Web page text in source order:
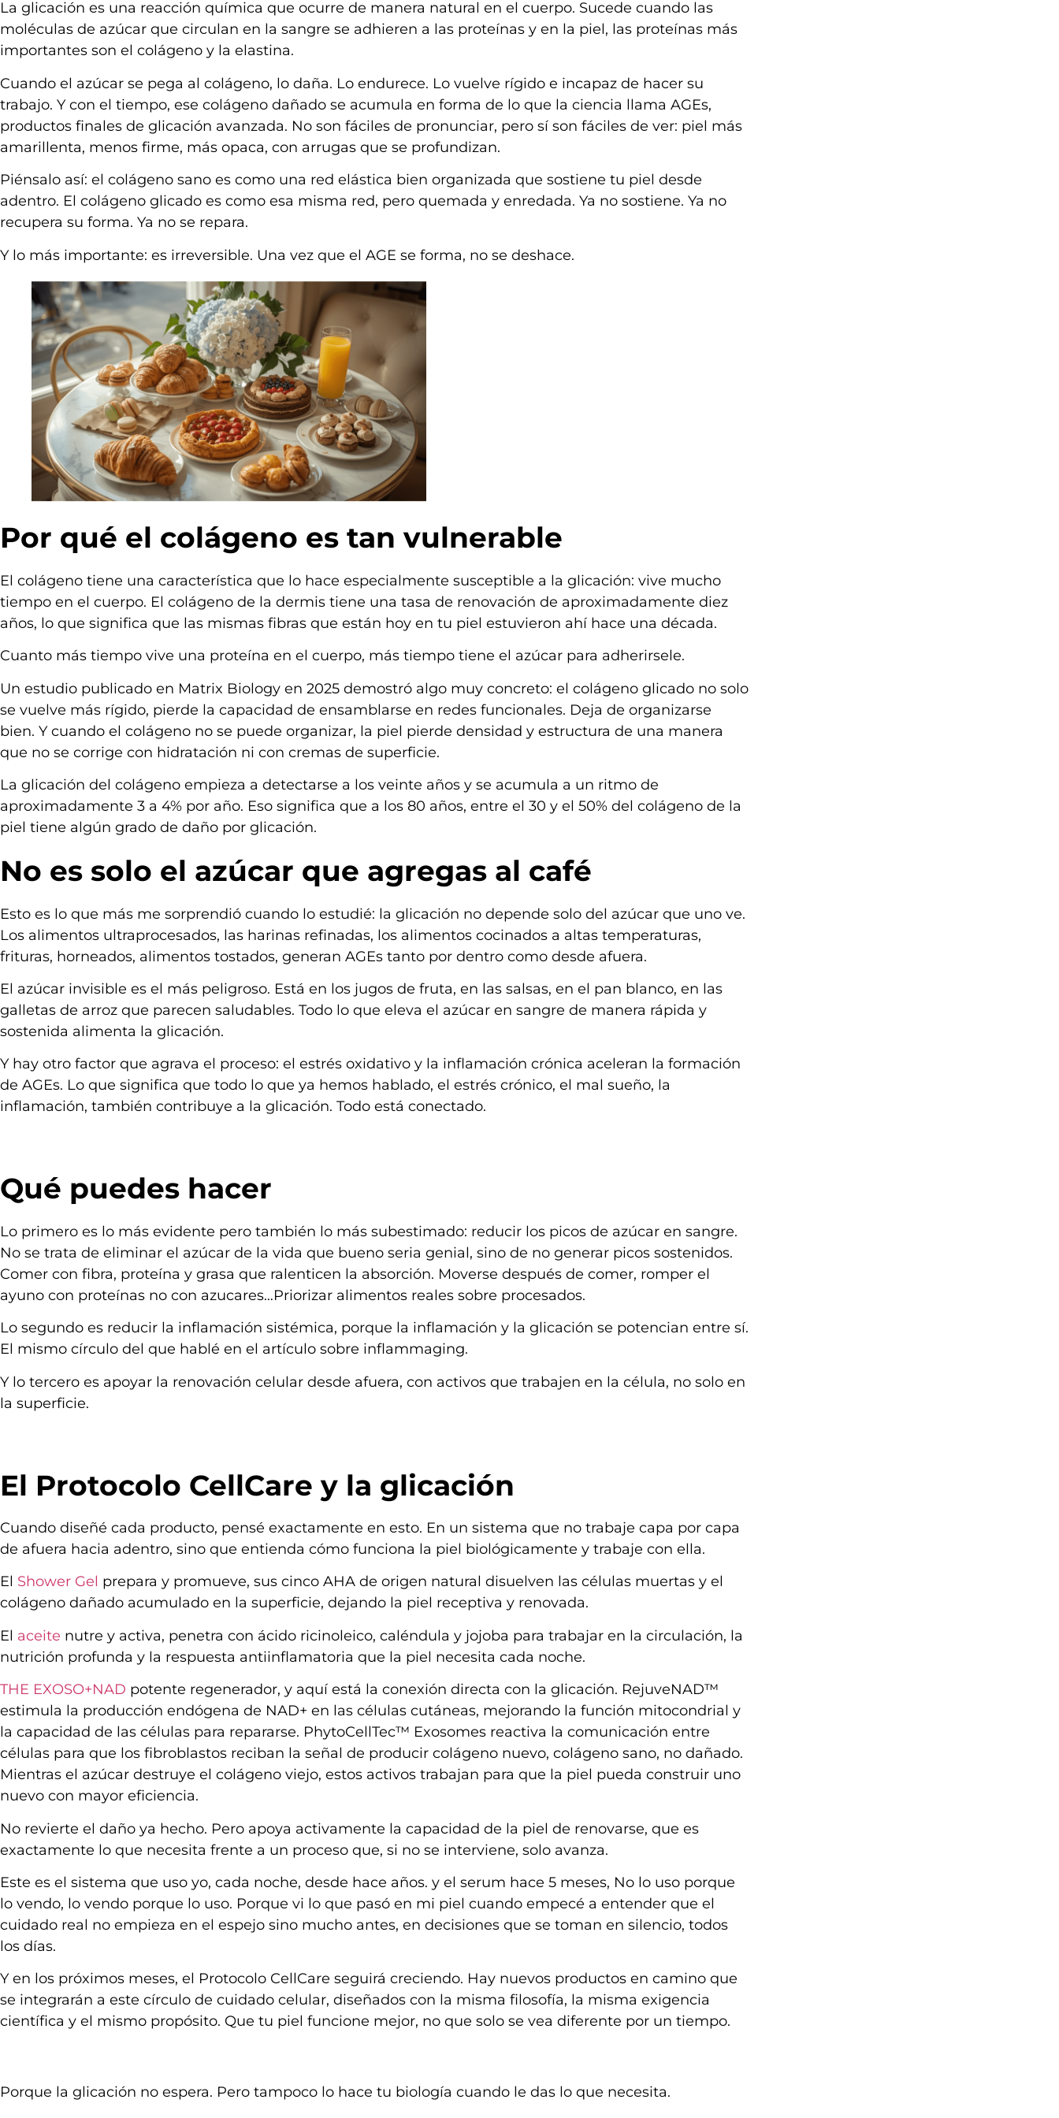
La glicación es una reacción química que ocurre de manera natural en el cuerpo. Sucede cuando las
moléculas de azúcar que circulan en la sangre se adhieren a las proteínas y en la piel, las proteínas más
importantes son el colágeno y la elastina.
Cuando el azúcar se pega al colágeno, lo daña. Lo endurece. Lo vuelve rígido e incapaz de hacer su
trabajo. Y con el tiempo, ese colágeno dañado se acumula en forma de lo que la ciencia llama AGEs,
productos finales de glicación avanzada. No son fáciles de pronunciar, pero sí son fáciles de ver: piel más
amarillenta, menos firme, más opaca, con arrugas que se profundizan.
Piénsalo así: el colágeno sano es como una red elástica bien organizada que sostiene tu piel desde
adentro. El colágeno glicado es como esa misma red, pero quemada y enredada. Ya no sostiene. Ya no
recupera su forma. Ya no se repara.
Y lo más importante: es irreversible. Una vez que el AGE se forma, no se deshace.
Por qué el colágeno es tan vulnerable
El colágeno tiene una característica que lo hace especialmente susceptible a la glicación: vive mucho
tiempo en el cuerpo. El colágeno de la dermis tiene una tasa de renovación de aproximadamente diez
años, lo que significa que las mismas fibras que están hoy en tu piel estuvieron ahí hace una década.
Cuanto más tiempo vive una proteína en el cuerpo, más tiempo tiene el azúcar para adherirsele.
Un estudio publicado en Matrix Biology en 2025 demostró algo muy concreto: el colágeno glicado no solo
se vuelve más rígido, pierde la capacidad de ensamblarse en redes funcionales. Deja de organizarse
bien. Y cuando el colágeno no se puede organizar, la piel pierde densidad y estructura de una manera
que no se corrige con hidratación ni con cremas de superficie.
La glicación del colágeno empieza a detectarse a los veinte años y se acumula a un ritmo de
aproximadamente 3 a 4% por año. Eso significa que a los 80 años, entre el 30 y el 50% del colágeno de la
piel tiene algún grado de daño por glicación.
No es solo el azúcar que agregas al café
Esto es lo que más me sorprendió cuando lo estudié: la glicación no depende solo del azúcar que uno ve.
Los alimentos ultraprocesados, las harinas refinadas, los alimentos cocinados a altas temperaturas,
frituras, horneados, alimentos tostados, generan AGEs tanto por dentro como desde afuera.
El azúcar invisible es el más peligroso. Está en los jugos de fruta, en las salsas, en el pan blanco, en las
galletas de arroz que parecen saludables. Todo lo que eleva el azúcar en sangre de manera rápida y
sostenida alimenta la glicación.
Y hay otro factor que agrava el proceso: el estrés oxidativo y la inflamación crónica aceleran la formación
de AGEs. Lo que significa que todo lo que ya hemos hablado, el estrés crónico, el mal sueño, la
inflamación, también contribuye a la glicación. Todo está conectado.
Qué puedes hacer
Lo primero es lo más evidente pero también lo más subestimado: reducir los picos de azúcar en sangre.
No se trata de eliminar el azúcar de la vida que bueno seria genial, sino de no generar picos sostenidos.
Comer con fibra, proteína y grasa que ralenticen la absorción. Moverse después de comer, romper el
ayuno con proteínas no con azucares…Priorizar alimentos reales sobre procesados.
Lo segundo es reducir la inflamación sistémica, porque la inflamación y la glicación se potencian entre sí.
El mismo círculo del que hablé en el artículo sobre inflammaging.
Y lo tercero es apoyar la renovación celular desde afuera, con activos que trabajen en la célula, no solo en
la superficie.
El Protocolo CellCare y la glicación
Cuando diseñé cada producto, pensé exactamente en esto. En un sistema que no trabaje capa por capa
de afuera hacia adentro, sino que entienda cómo funciona la piel biológicamente y trabaje con ella.
El Shower Gel prepara y promueve, sus cinco AHA de origen natural disuelven las células muertas y el
colágeno dañado acumulado en la superficie, dejando la piel receptiva y renovada.
El aceite nutre y activa, penetra con ácido ricinoleico, caléndula y jojoba para trabajar en la circulación, la
nutrición profunda y la respuesta antiinflamatoria que la piel necesita cada noche.
THE EXOSO+NAD potente regenerador, y aquí está la conexión directa con la glicación. RejuveNAD™
estimula la producción endógena de NAD+ en las células cutáneas, mejorando la función mitocondrial y
la capacidad de las células para repararse. PhytoCellTec™ Exosomes reactiva la comunicación entre
células para que los fibroblastos reciban la señal de producir colágeno nuevo, colágeno sano, no dañado.
Mientras el azúcar destruye el colágeno viejo, estos activos trabajan para que la piel pueda construir uno
nuevo con mayor eficiencia.
No revierte el daño ya hecho. Pero apoya activamente la capacidad de la piel de renovarse, que es
exactamente lo que necesita frente a un proceso que, si no se interviene, solo avanza.
Este es el sistema que uso yo, cada noche, desde hace años. y el serum hace 5 meses, No lo uso porque
lo vendo, lo vendo porque lo uso. Porque vi lo que pasó en mi piel cuando empecé a entender que el
cuidado real no empieza en el espejo sino mucho antes, en decisiones que se toman en silencio, todos
los días.
Y en los próximos meses, el Protocolo CellCare seguirá creciendo. Hay nuevos productos en camino que
se integrarán a este círculo de cuidado celular, diseñados con la misma filosofía, la misma exigencia
científica y el mismo propósito. Que tu piel funcione mejor, no que solo se vea diferente por un tiempo.
Porque la glicación no espera. Pero tampoco lo hace tu biología cuando le das lo que necesita.